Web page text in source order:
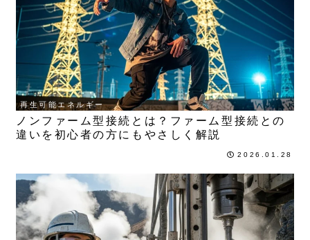
再生可能エネルギー
ノンファーム型接続とは？ファーム型接続との
違いを初心者の方にもやさしく解説
2026.01.28